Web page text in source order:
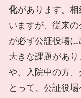
化があります。
いますが、従来
が必ず公証役場
大きな課題があ
や、入院中の方
とって、公証役